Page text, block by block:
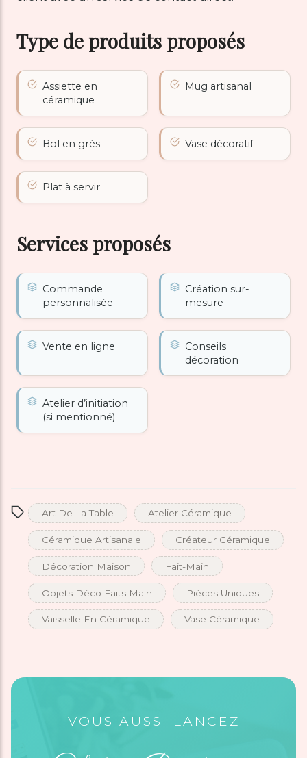
Type de produits proposés
Assiette en
céramique
Mug artisanal
Bol en grès Vase décoratif
Plat à servir
Services proposés
Commande
personnalisée
Création sur-
mesure
Vente en ligne
Conseils
décoration
Atelier d’initiation
(si mentionné)
Art De La Table Atelier Céramique
Céramique Artisanale Créateur Céramique
Décoration Maison Fait-Main
Objets Déco Faits Main Pièces Uniques
Vaisselle En Céramique Vase Céramique
VOUS AUSSI LANCEZ